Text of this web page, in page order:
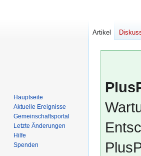
Artikel
Hauptseite
Aktuelle Ereignisse
Gemeinschafts­portal
Letzte Änderungen
Hilfe
Spenden